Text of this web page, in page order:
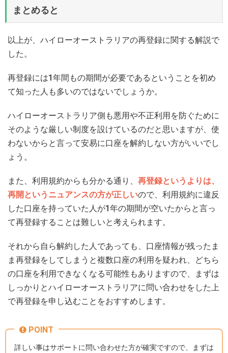
まとめると
以上が、ハイローオーストラリアの再登録に関する解説で
した。
再登録には1年間もの期間が必要であるということを初め
て知った人も多いのではないでしょうか。
ハイローオーストラリア側も悪用や不正利用を防ぐために
そのような厳しい制度を設けているのだと思いますが、使
わないからと言って安易に口座を解約しない方がいいでし
ょう。
また、利用規約からも分かる通り、 再登録というよりは、
再開というニュアンスの方が正しいので、利用規約に違反
した口座を持っていた人が1年の期間が空いたからと言っ
て再登録することは難しいと考えられます。
それから自ら解約した人であっても、口座情報が残ったま
ま再登録をしてしまうと複数口座の利用を疑われ、どちら
の口座を利用できなくなる可能性もありますので、まずは
しっかりとハイローオーストラリアに問い合わせをした上
で再登録を申し込むことをおすすめします。
POINT
詳しい事はサポートに問い合わせた方が確実ですので、まずは